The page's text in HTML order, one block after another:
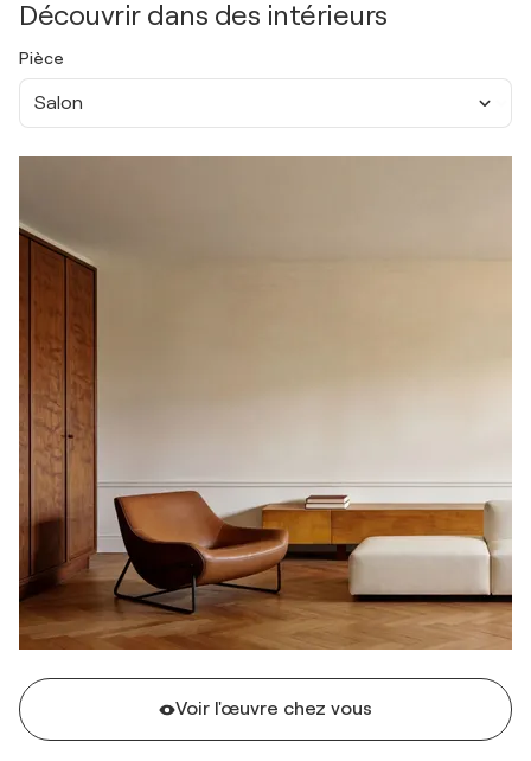
Découvrir dans des intérieurs
Pièce
Salon
Voir l'œuvre chez vous